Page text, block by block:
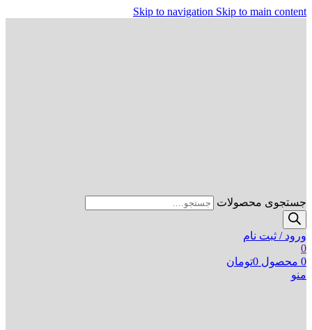
Skip to navigation Skip to main content
جستجوی محصولات
ورود / ثبت نام
0
0 محصول 0تومان
منو